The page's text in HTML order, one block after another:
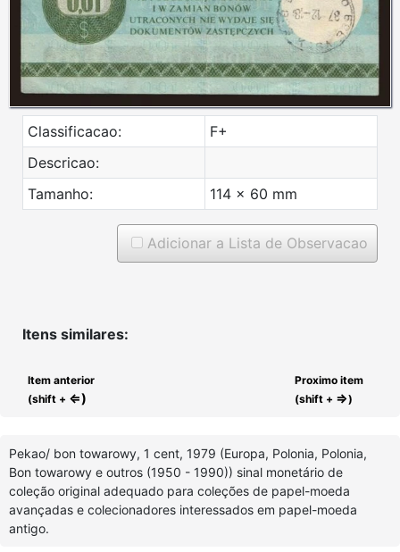
Classificacao:
F+
Descricao:
Tamanho:
114 x 60 mm
Adicionar a Lista de Observacao
Itens similares:
Item anterior
(shift + ⇐)
Proximo item
(shift + ⇒)
Pekao/ bon towarowy, 1 cent, 1979 (Europa, Polonia, Polonia,
Bon towarowy e outros (1950 - 1990)) sinal monetário de
coleção original adequado para coleções de papel-moeda
avançadas e colecionadores interessados em papel-moeda
antigo.